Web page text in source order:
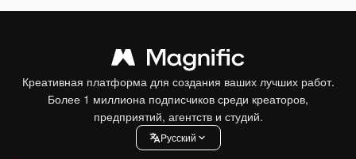
Креативная платформа для создания ваших лучших работ.
Более 1 миллиона подписчиков среди креаторов,
предприятий, агентств и студий.
Pусский